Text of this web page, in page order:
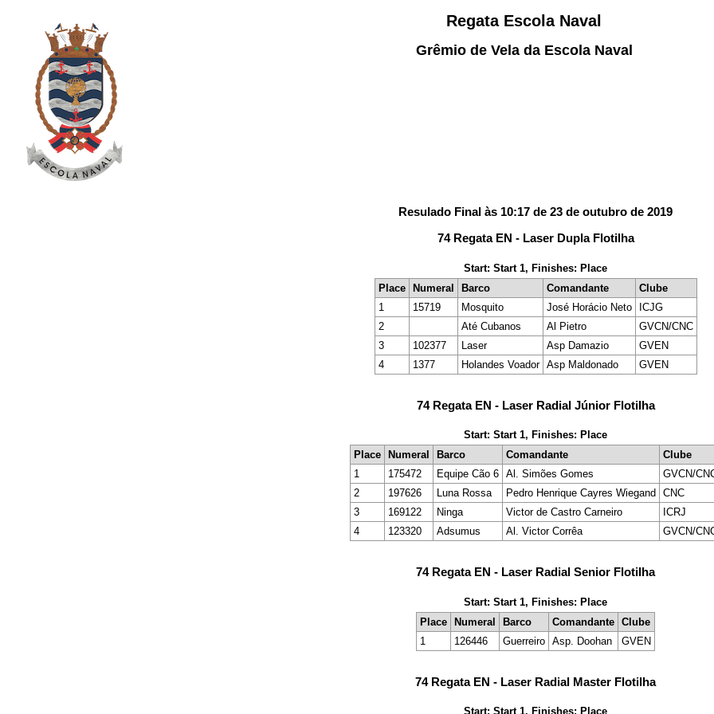
Regata Escola Naval
Grêmio de Vela da Escola Naval
Resulado Final às 10:17 de 23 de outubro de 2019
74 Regata EN - Laser Dupla Flotilha
Start: Start 1, Finishes: Place
Place
Numeral Barco Comandante
Clube
1
15719 Mosquito José Horácio Neto
ICJG
2
Até Cubanos Al Pietro
GVCN/CNC
3
102377 Laser Asp Damazio
GVEN
4
1377 Holandes Voador Asp Maldonado GVEN
74 Regata EN - Laser Radial Júnior Flotilha
Start: Start 1, Finishes: Place
Place
Numeral Barco Comandante
Clube
1
175472 Equipe Cão 6 Al. Simões Gomes
GVCN/
2
197626 Luna Rossa Pedro Henrique Cayres Wiegand
CNC
3
169122 Ninga Victor de Castro Carneiro
ICRJ
4
123320 Adsumus Al. Victor Corrêa GVCN/
74 Regata EN - Laser Radial Senior Flotilha
Start: Start 1, Finishes: Place
Place Numeral Barco Comandante Clube
1
126446 Guerreiro Asp. Doohan GVEN
74 Regata EN - Laser Radial Master Flotilha
Start: Start 1, Finishes: Place